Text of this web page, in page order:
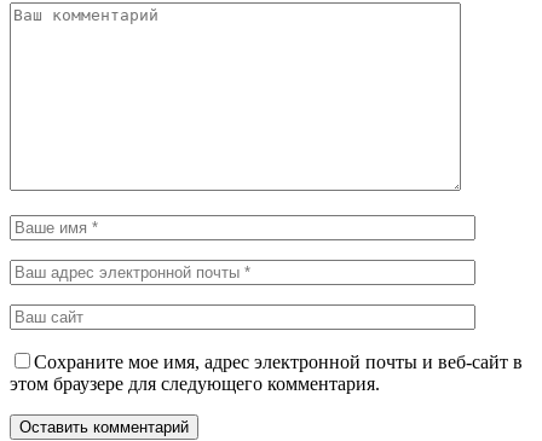
Сохраните мое имя, адрес электронной почты и веб-сайт в
этом браузере для следующего комментария.